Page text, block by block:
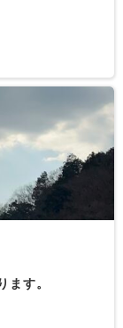
ます。